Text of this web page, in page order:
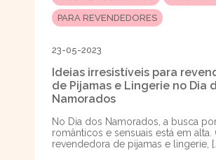
PARA REVENDEDORES
23-05-2023
Ideias irresistíveis para
de Pijamas e Lingerie no Dia
Namorados
No Dia dos Namorados, a busca
românticos e sensuais está em alta.
revendedora de pijamas e lingerie,